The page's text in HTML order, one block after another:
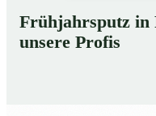
Frühjahrsputz in
unsere Profis